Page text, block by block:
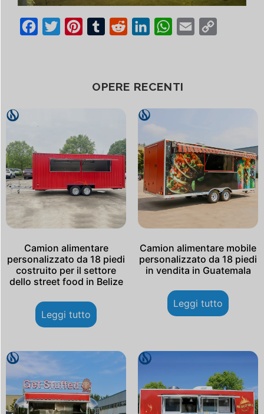
Facebook
Twitter Pinterest
Tumblr Reddit LinkedInWhatsApp
Email
OPERE RECENTI
Camion alimentare
personalizzato da 18 piedi
costruito per il settore
dello street food in Belize
Leggi tutto
Camion alimentare mobile
personalizzato da 18 piedi
in vendita in Guatemala
Leggi tutto